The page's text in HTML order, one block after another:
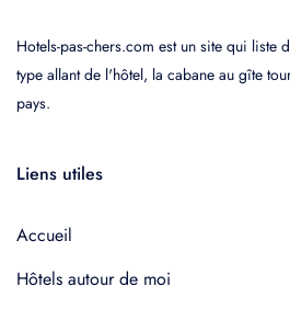
Hotels-pas-chers.com est un site qui liste
type allant de l'hôtel, la cabane au gîte
pays.
Liens utiles
Accueil
Hôtels autour de moi